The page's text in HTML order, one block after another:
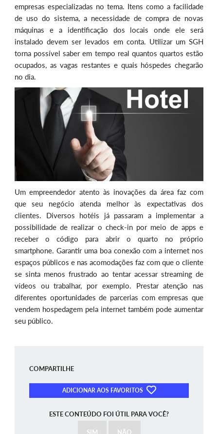
empresas especializadas no tema. Itens como a facilidade
de uso do sistema, a necessidade de compra de novas
máquinas e a identificação dos locais onde ele será
instalado devem ser levados em conta. Utilizar um SGH
torna possível saber em tempo real quantos quartos estão
ocupados, as vagas restantes e quais hóspedes chegarão
no dia.
Um empreendedor atento às inovações da área faz com
que seu negócio atenda melhor às expectativas dos
clientes. Diversos hotéis já passaram a implementar a
possibilidade de realizar o check-in por meio de apps e
receber o código para abrir o quarto no próprio
smartphone. Garantir uma boa conexão com a internet nos
espaços públicos e nas acomodações faz com que o cliente
se sinta menos frustrado ao tentar acessar streaming de
vídeos ou trabalhar, por exemplo. Prestar atenção nas
diferentes oportunidades de parcerias com empresas que
vendem hospedagem pela internet também pode aumentar
seu público.
COMPARTILHE
ADICIONAR AOS FAVORITOS
ESTE CONTEÚDO FOI ÚTIL PARA VOCÊ?
SIM NÃO